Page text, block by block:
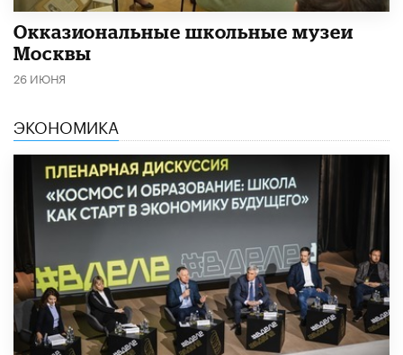
​Окказиональные школьные музеи
Москвы
26 ИЮНЯ
ЭКОНОМИКА